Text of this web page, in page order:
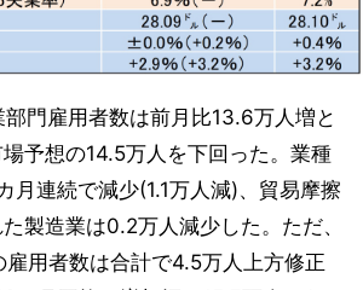
門雇用者数は前月比13.6万人増と
予想の14.5万人を下回った。業種
月連続で減少(1.1万人減)、貿易摩擦
製造業は0.2万人減少した。ただ、
用者数は合計で4.5万人上方修正